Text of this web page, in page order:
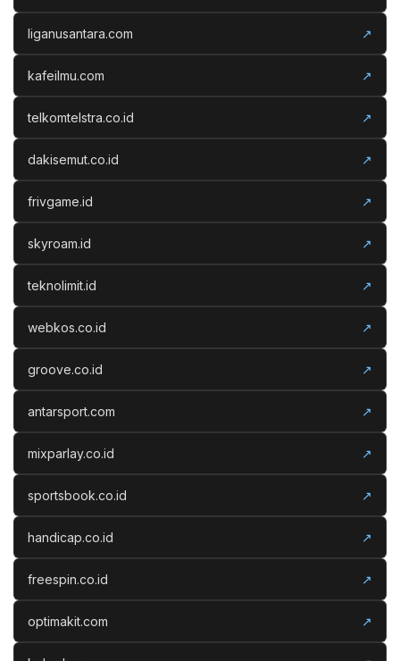
liganusantara.com ↗
kafeilmu.com ↗
telkomtelstra.co.id ↗
dakisemut.co.id ↗
frivgame.id ↗
skyroam.id ↗
teknolimit.id ↗
webkos.co.id ↗
groove.co.id ↗
antarsport.com ↗
mixparlay.co.id ↗
sportsbook.co.id ↗
handicap.co.id ↗
freespin.co.id ↗
optimakit.com ↗